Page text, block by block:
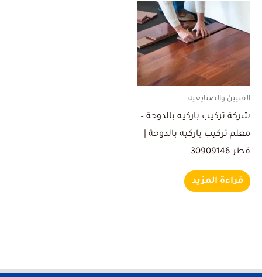
الفنيين والصنايعية
شركة تركيب باركيه بالدوحة –
معلم تركيب باركيه بالدوحة |
قطر 30909146
قراءة المزيد